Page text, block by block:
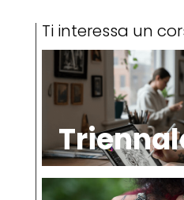
Ti interessa un